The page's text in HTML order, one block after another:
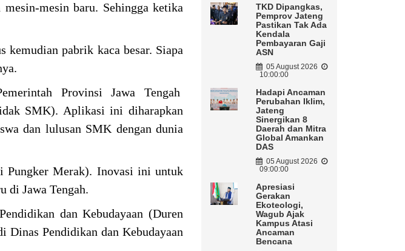
mesin baru. Sehingga ketika
kemudian pabrik kaca besar. Siapa
Provinsi Jawa Tengah
SMK). Aplikasi ini diharapkan
dan lulusan SMK dengan dunia
Pungker Merak). Inovasi ini untuk
di Jawa Tengah.
dan Kebudayaan (Duren
Dinas Pendidikan dan Kebudayaan
TKD Dipangkas,
Pemprov Jateng
Pastikan Tak Ada
Kendala
Pembayaran Gaji
ASN
05 August 2026
10:00:00
Hadapi Ancaman
Perubahan Iklim,
Jateng
Sinergikan 8
Daerah dan Mitra
Global Amankan
DAS
05 August 2026
09:00:00
Apresiasi
Gerakan
Ekoteologi,
Wagub Ajak
Kampus Atasi
Ancaman
Bencana